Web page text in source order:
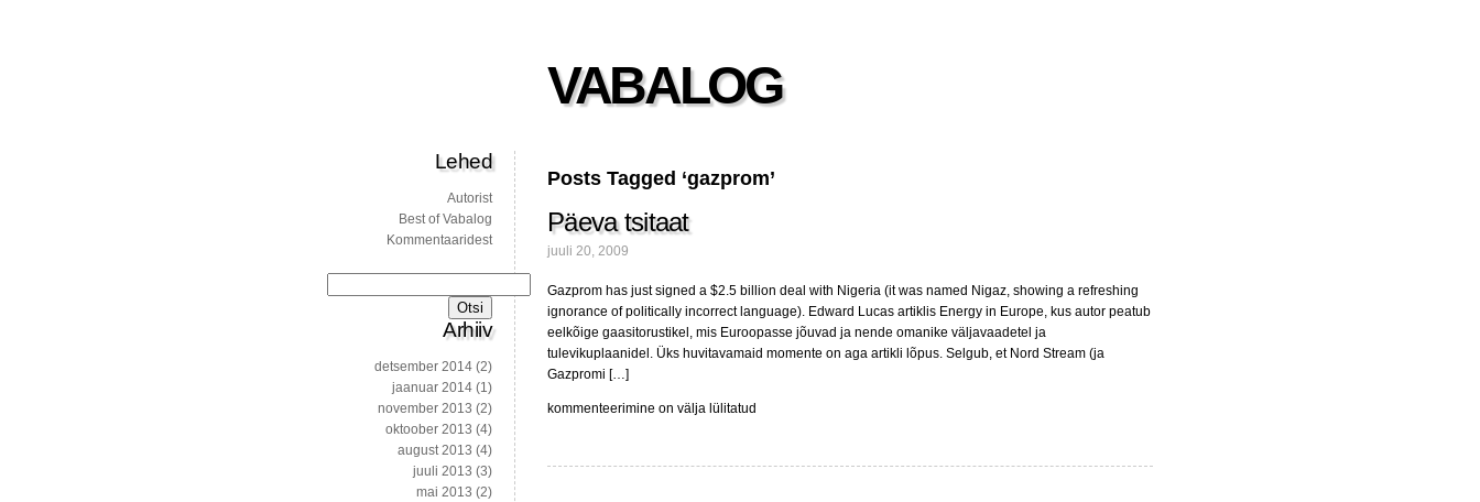
VABALOG
Posts Tagged ‘gazprom’
Päeva tsitaat
juuli 20, 2009
Gazprom has just signed a $2.5 billion deal with Nigeria (it was named Nigaz, showing a refreshing
ignorance of politically incorrect language). Edward Lucas artiklis Energy in Europe, kus autor peatub
eelkõige gaasitorustikel, mis Euroopasse jõuvad ja nende omanike väljavaadetel ja
tulevikuplaanidel. Üks huvitavamaid momente on aga artikli lõpus. Selgub, et Nord Stream (ja
Gazpromi […]
Päeva
kommenteerimine on välja lülitatud
Lehed
Autorist
Best of Vabalog
Kommentaaridest
Arhiiv
detsember 2014 (2)
jaanuar 2014 (1)
november 2013 (2)
oktoober 2013 (4)
august 2013 (4)
juuli 2013 (3)
mai 2013 (2)